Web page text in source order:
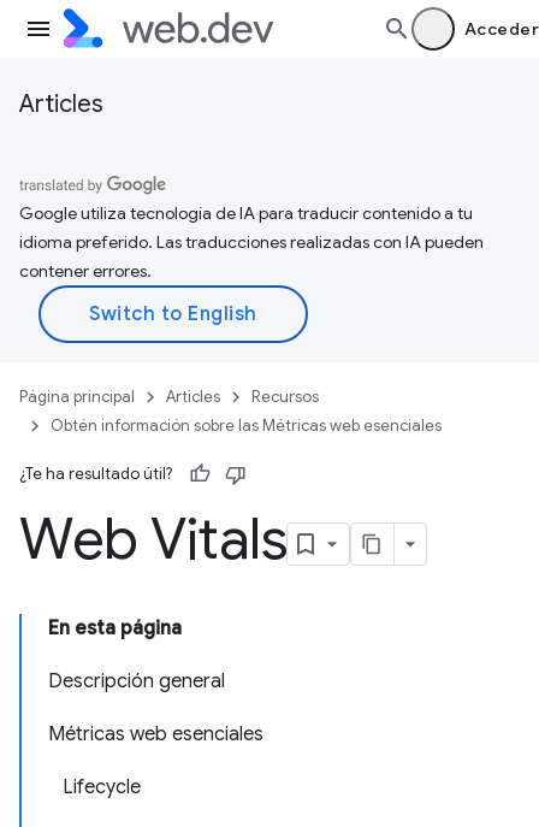
Acceder
Articles
Google utiliza tecnología de IA para traducir contenido a tu
idioma preferido. Las traducciones realizadas con IA pueden
contener errores.
Página principal Articles
Recursos
Obtén información sobre las Métricas web esenciales
¿Te ha resultado útil?
Web Vitals
En esta página
Descripción general
Métricas web esenciales
Lifecycle